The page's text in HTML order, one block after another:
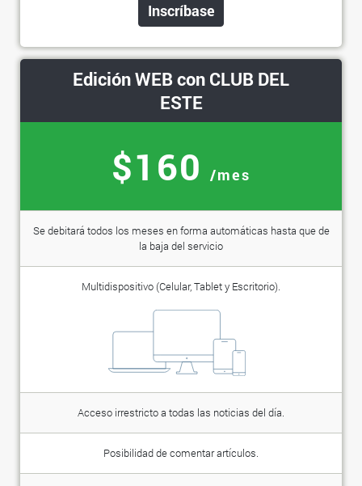
Inscríbase
Edición WEB con CLUB DEL
ESTE
$160 /mes
Se debitará todos los meses en forma automáticas hasta que de
la baja del servicio
Multidispositivo (Celular, Tablet y Escritorio).
Acceso irrestricto a todas las noticias del día.
Posibilidad de comentar artículos.